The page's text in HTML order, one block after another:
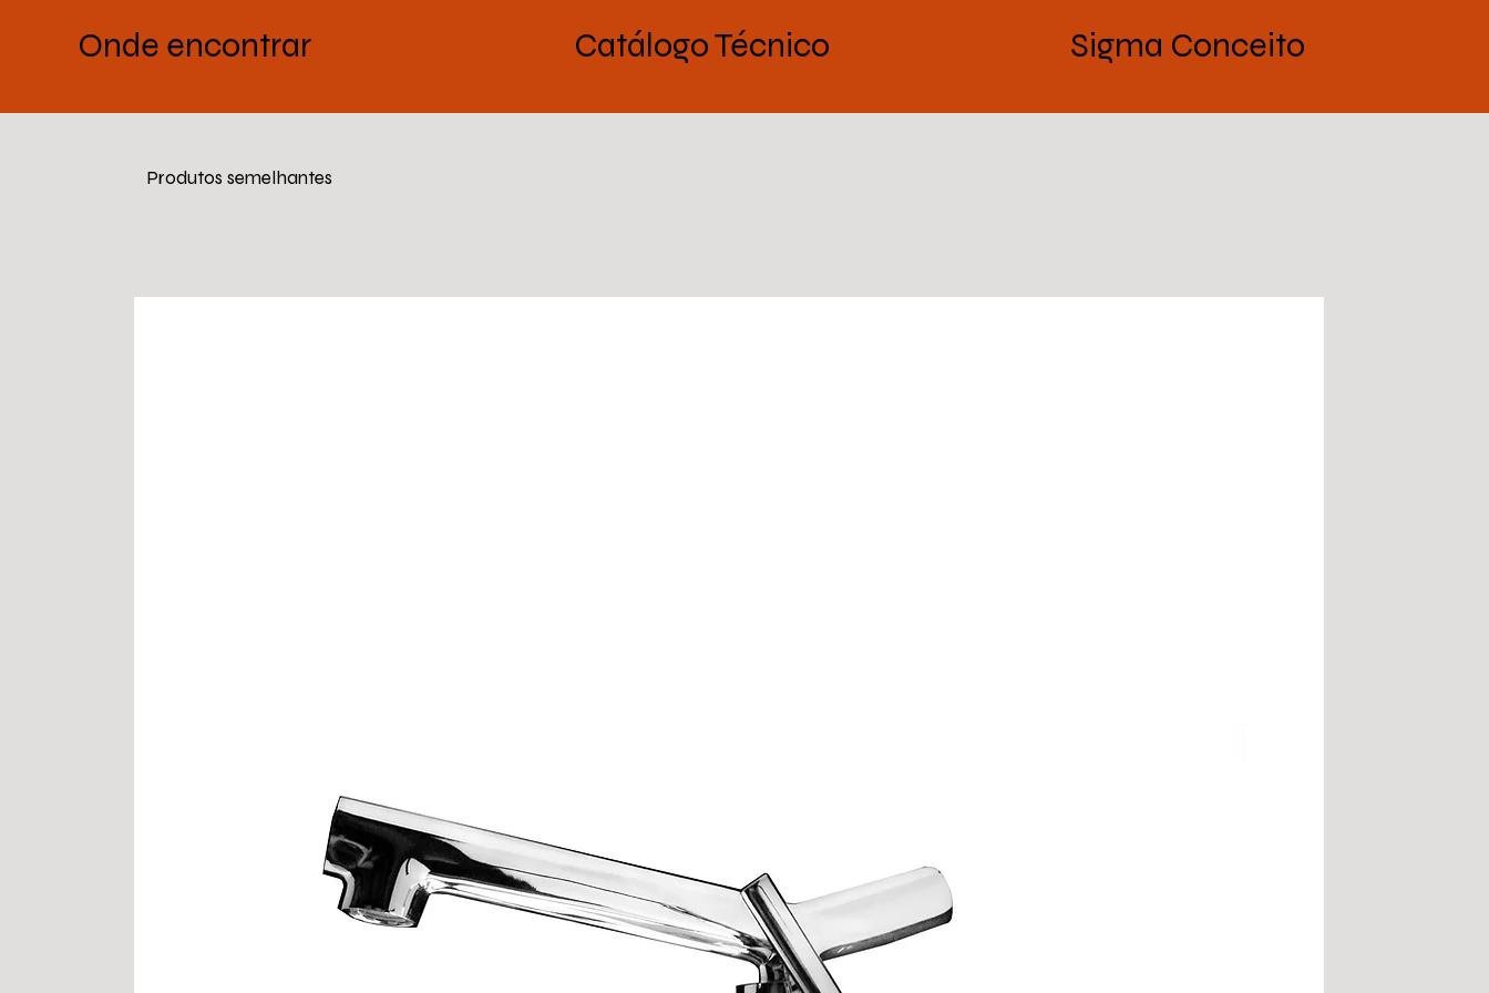
Onde encontrar Catálogo Técnico Sigma Conceito
Produtos semelhantes